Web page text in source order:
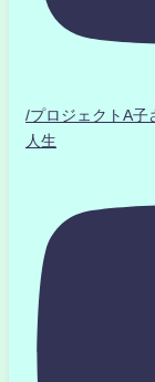
/プロジェクトA
人生